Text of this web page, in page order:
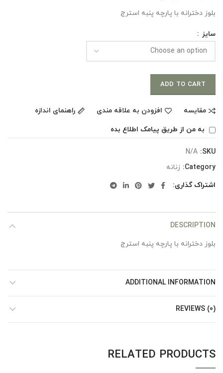
بلوز دخترانه با پارچه پنبه استرج
سایز
ADD TO CART
مقایسه افزودن به علاقه مندی
راهنمای اندازه
به من از طریق پیامک اطلاع بده
SKU:
N/A
Category: زنانه
اشتراک گذاری
DESCRIPTION
بلوز دخترانه با پارچه پنبه استرج
ADDITIONAL INFORMATION
REVIEWS (0)
RELATED PRODUCTS